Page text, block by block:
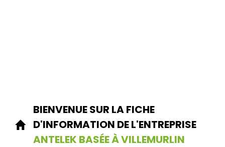
BIENVENUE SUR LA FICHE
D'INFORMATION DE L'ENTREPRISE
ANTELEK BASÉE À VILLEMURLIN